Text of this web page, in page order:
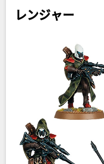
レンジャー